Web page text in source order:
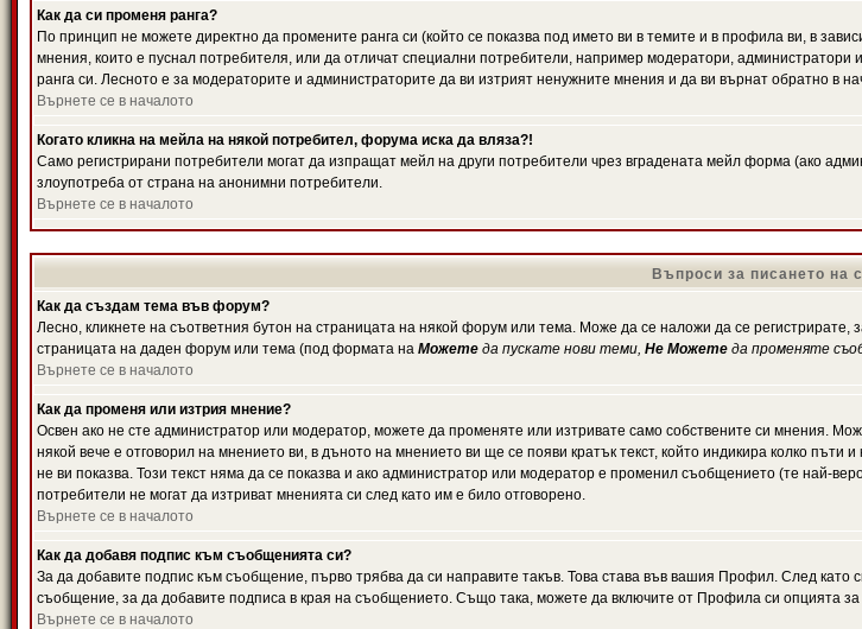
Как да си променя ранга?
По принцип не можете директно да промените ранга си (който се показва под името ви в темите и в профила ви, в
мнения, които е пуснал потребителя, или да отличат специални потребители, например модератори,
ранга си. Лесното е за модераторите и администраторите да ви изтрият ненужните мнения и да ви върнат обратно в
Върнете се в началото
Когато кликна на мейла на някой потребител, форума иска да вляза?!
Само регистрирани потребители могат да изпращат мейл на други потребители чрез вградената мейл форма (ако
злоупотреба от страна на анонимни потребители.
Върнете се в началото
Въпроси за писането на
Как да създам тема във форум?
Лесно, кликнете на съответния бутон на страницата на някой форум или тема. Може да се наложи да се
страницата на даден форум или тема (под формата на Можете да пускате нови теми, Не Можете да променяте
Върнете се в началото
Как да променя или изтрия мнение?
Освен ако не сте администратор или модератор, можете да променяте или изтривате само собствените си мнения.
някой вече е отговорил на мнението ви, в дъното на мнението ви ще се появи кратък текст, който индикира колко
не ви показва. Този текст няма да се показва и ако администратор или модератор е променил съобщението (те най-
потребители не могат да изтриват мненията си след като им е било отговорено.
Върнете се в началото
Как да добавя подпис към съобщенията си?
За да добавите подпис към съобщение, първо трябва да си направите такъв. Това става във вашия Профил. След като
съобщение, за да добавите подписа в края на съобщението. Също така, можете да включите от Профила си опцията
Върнете се в началото